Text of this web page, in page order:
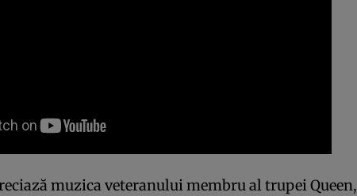
muzica veteranului membru al trupei Queen,